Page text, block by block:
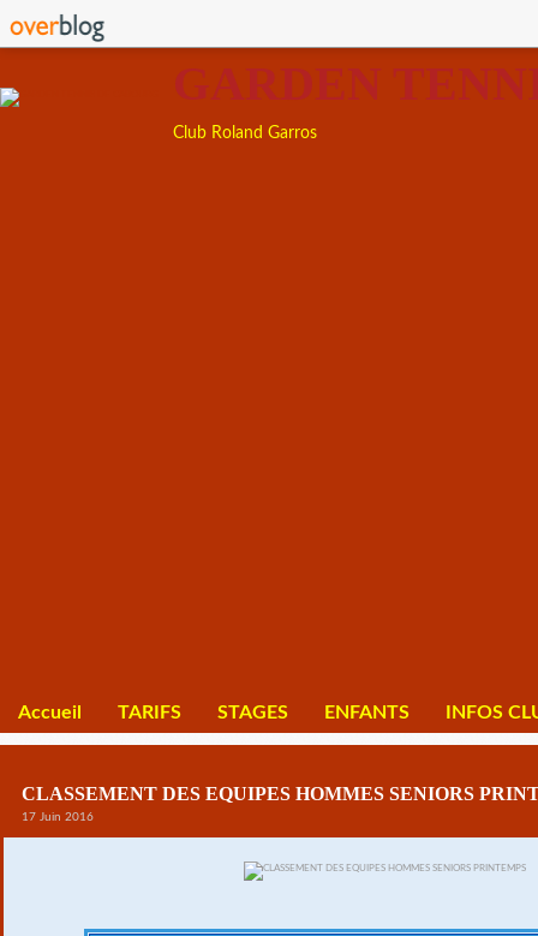
GARDEN
Club Roland Garros
Accueil TARIFS STAGES ENFANTS INFOS
CLASSEMENT DES EQUIPES HOMMES SENIORS
17 Juin 2016